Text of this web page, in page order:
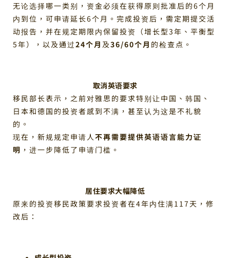
无论选择哪一类别，资金必须在获得原则批准后的6个月
内到位，可申请延长6个月。完成投资后，需定期提交活
动报告，并在规定期限内保留投资（增长型3年、平衡型
5年），以及通过24个月 及36/60个月 的检查点。
取消英语要求
移民部长表示，之前对雅思的要求特别让中国、韩国、
日本和德国的投资者感到不满，甚至认为这是不礼貌
的。
现在，新规规定申请人不再需要提供英语语言能力证
明 ，进一步降低了申请门槛。
居住要求大幅降低
原来的投资移民政策要求投资者在4年内住满117天，修
改后：